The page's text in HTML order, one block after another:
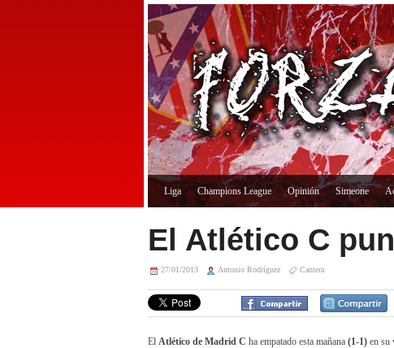
Liga Champions League Opinión Simeone
El Atlético C
27/01/2013 Antonio Rodríguez Cantera
El Atlético de Madrid C ha empatado esta mañana (1-1) en su